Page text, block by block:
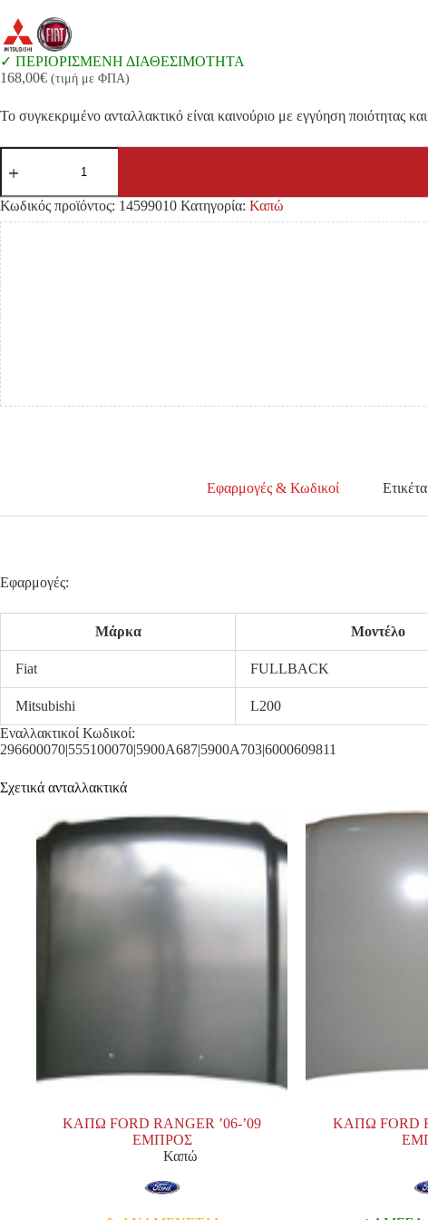
ΠΕΡΙΟΡΙΣΜΕΝΗ ΔΙΑΘΕΣΙΜΟΤΗΤΑ
168,00€ (τιμή με ΦΠΑ)
Το συγκεκριμένο ανταλλακτικό είναι καινούριο με εγγύηση ποιότητας
ΚΑΠΩ
MITSUBISHI
'15-
'19/
FIAT
FULLBACK
'16-
ΕΜΠΡΟΣ
ποσότητα
Κωδικός προϊόντος: 14599010 Κατηγορία: Καπώ
Εφαρμογές & Κωδικοί
Εφαρμογές:
Μάρκα Μοντέλο
Fiat FULLBACK
Mitsubishi L200
Εναλλακτικοί Κωδικοί:
296600070|555100070|5900A687|5900A703|6000609811
Σχετικά ανταλλακτικά
ΚΑΠΩ FORD RANGER ’06-’09
ΕΜΠΡΟΣ
Καπώ
ΚΑΠΩ FORD